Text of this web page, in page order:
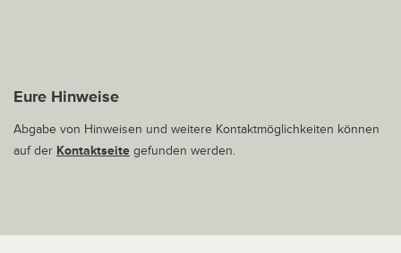
Eure Hinweise
Abgabe von Hinweisen und weitere Kontaktmöglichkeiten können
auf der Kontaktseite gefunden werden.